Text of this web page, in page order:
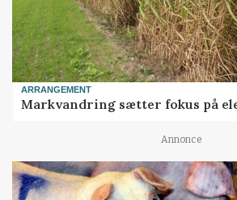
ARRANGEMENT
Markvandring sætter fokus på
Annonce